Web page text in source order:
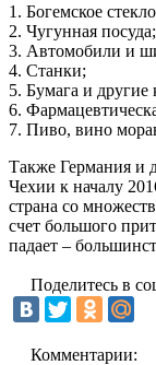
1. Богемское
2. Чугунная посуда;
3. Автомобили и
4. Станки;
5. Бумага и другие
6.
7. Пиво, вино
Также Германия и
Чехии к началу
страна со
счет большого
падает –
Поделитесь в
Комментарии: